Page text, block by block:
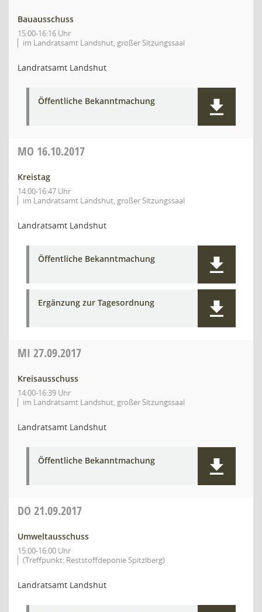
Bauausschuss
15:00-16:16 Uhr
im Landratsamt Landshut, großer Sitzungssaal
Landratsamt Landshut
Öffentliche Bekanntmachung
MO 16.10.2017
Kreistag
14:00-16:47 Uhr
im Landratsamt Landshut, großer Sitzungssaal
Landratsamt Landshut
Öffentliche Bekanntmachung
Ergänzung zur Tagesordnung
MI 27.09.2017
Kreisausschuss
14:00-16:39 Uhr
im Landratsamt Landshut, großer Sitzungssaal
Landratsamt Landshut
Öffentliche Bekanntmachung
DO 21.09.2017
Umweltausschuss
15:00-16:00 Uhr
(Treffpunkt: Reststoffdeponie Spitzlberg)
Landratsamt Landshut